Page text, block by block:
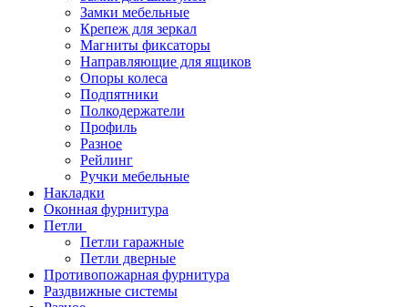
Замки мебельные
Крепеж для зеркал
Магниты фиксаторы
Направляющие для ящиков
Опоры колеса
Подпятники
Полкодержатели
Профиль
Разное
Рейлинг
Ручки мебельные
Накладки
Оконная фурнитура
Петли
Петли гаражные
Петли дверные
Противопожарная фурнитура
Раздвижные системы